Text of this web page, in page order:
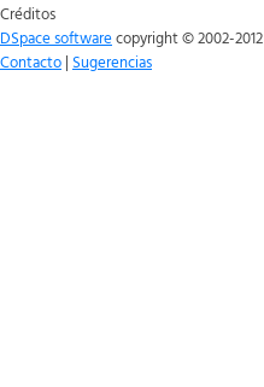
Créditos
DSpace softwarecopyright © 2002-2012
Contacto | Sugerencias